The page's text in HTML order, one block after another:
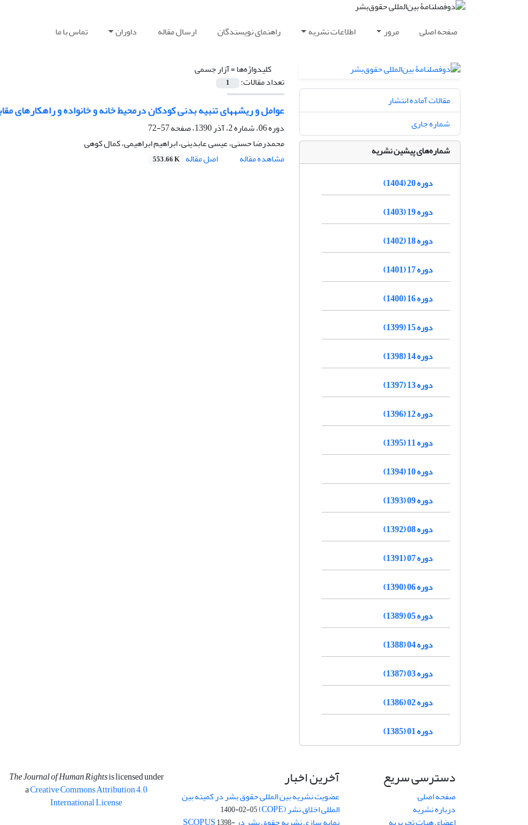
صفحه اصلی مرور اطلاعات نشریه راهنمای نویسندگان ارسال مقاله داوران تماس با ما
کلیدواژه‌ها =آزار جسمی
تعداد مقالات: 1
عوامل و ریشههای تنبیه بدنی کودکان درمحیط خانه و خانواده و راهکارهای
دوره 06، شماره 2، آذر 1390، صفحه
57-72
محمدرضا حسنی، عیسی عابدینی، ابراهیم ابراهیمی، کمال کوهی
مشاهده مقاله
اصل مقاله 553.66 K
مقالات آماده انتشار
شماره جاری
شماره‌های پیشین نشریه
دوره 20 (1404)
دوره 19 (1403)
دوره 18 (1402)
دوره 17 (1401)
دوره 16 (1400)
دوره 15 (1399)
دوره 14 (1398)
دوره 13 (1397)
دوره 12 (1396)
دوره 11 (1395)
دوره 10 (1394)
دوره 09 (1393)
دوره 08 (1392)
دوره 07 (1391)
دوره 06 (1390)
دوره 05 (1389)
دوره 04 (1388)
دوره 03 (1387)
دوره 02 (1386)
دوره 01 (1385)
دسترسی سریع
صفحه اصلی
درباره نشریه
آخرین اخبار
عضویت نشریه بین المللی حقوق بشر در کمیته بین
المللی اخلاق نشر (COPE) 1400-02-05
The Journal of Human Rightsis licensed under
aCreative Commons Attribution 4.0
International License